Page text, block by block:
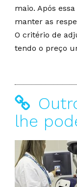
maio. Após
manter as
O critério de
tendo o preço
lhe